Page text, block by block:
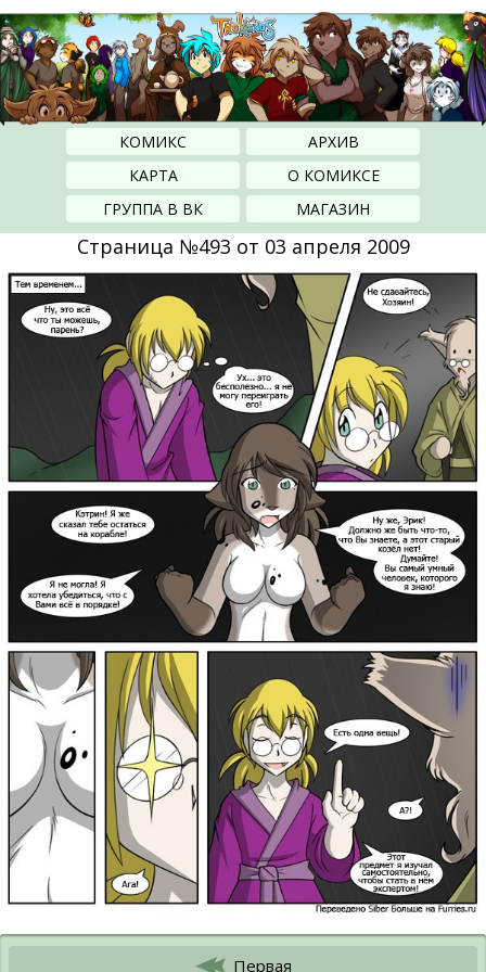
КОМИКС
АРХИВ
КАРТА
О КОМИКСЕ
ГРУППА В ВК
МАГАЗИН
Страница №493 от 03 апреля 2009
Первая